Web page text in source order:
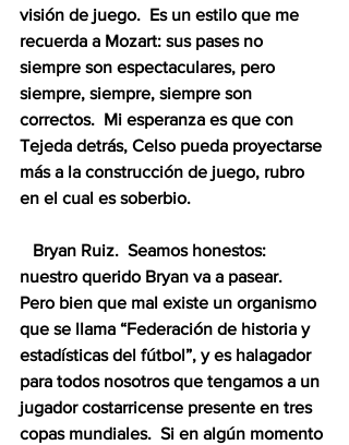
visión de juego.  Es un estilo que me
recuerda a Mozart: sus pases no
siempre son espectaculares, pero
siempre, siempre, siempre son
correctos.  Mi esperanza es que con
Tejeda detrás, Celso pueda proyectarse
más a la construcción de juego, rubro
en el cual es soberbio.
nuestro querido Bryan va a pasear.
Pero bien que mal existe un organismo
que se llama “Federación de historia y
estadísticas del fútbol”, y es halagador
para todos nosotros que tengamos a un
jugador costarricense presente en tres
copas mundiales.  Si en algún momento